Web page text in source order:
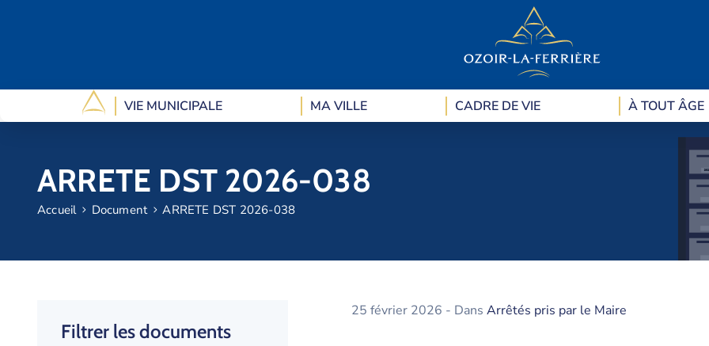
VIE MUNICIPALE MA VILLE CADRE DE VIE À TOUT ÂGE
ARRETE DST 2026-038
Accueil Document ARRETE DST 2026-038
Filtrer les documents
25 février 2026 - Dans Arrêtés pris par le Maire